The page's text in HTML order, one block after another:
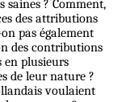
saines ? Comment,
des attributions
pas également
des contributions
en plusieurs
de leur nature ?
voulaient